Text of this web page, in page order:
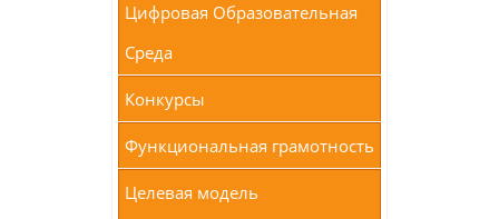
Цифровая Образовательная
Среда
Конкурсы
Функциональная грамотность
Целевая модель